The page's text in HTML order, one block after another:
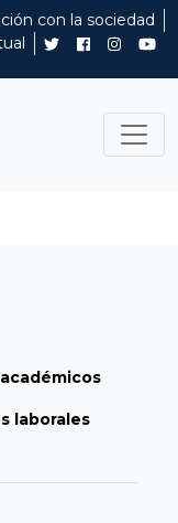
con la sociedad
laborales